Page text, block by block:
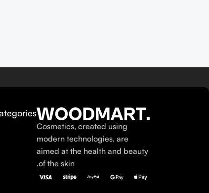
Cosmetics, created using
modern technologies, are
aimed at the health and beauty
of the skin.